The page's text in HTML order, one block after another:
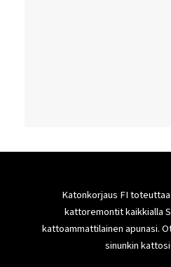
Katonkorjaus FI
kattoremontit kaikkialla
kattoammattilainen apunasi.
sinunkin